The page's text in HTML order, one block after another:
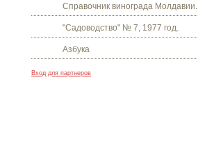
Справочник винограда Молдавии.
"Садоводство" № 7, 1977 год.
Азбука
Вход для партнеров